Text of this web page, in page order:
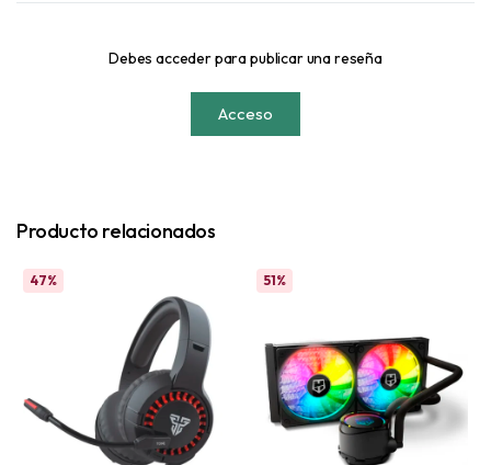
Debes acceder para publicar una reseña
Acceso
Producto relacionados
47% 51%